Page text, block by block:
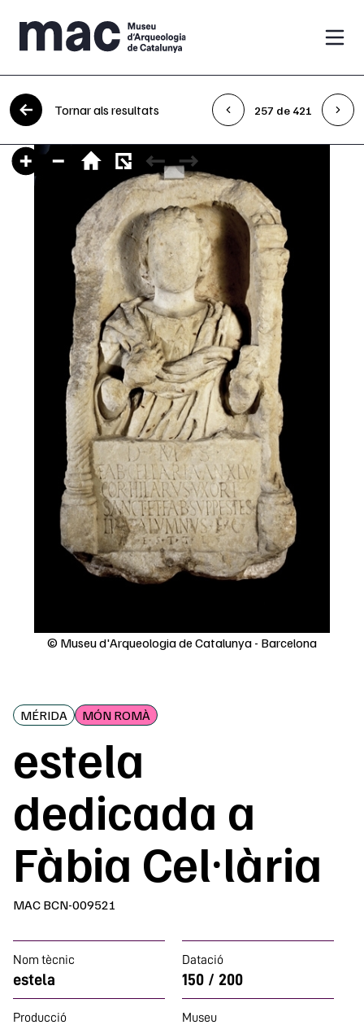
Vés al contingut
Tornar als resultats 257 de 421
© Museu d'Arqueologia de Catalunya - Barcelona
MÉRIDA MÓN ROMÀ
estela
dedicada a
Fàbia Cel·lària
MAC BCN-009521
Nom tècnic
estela
Datació
150 / 200
Producció
Museu